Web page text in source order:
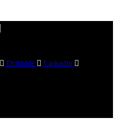
Dribbble Linkedin